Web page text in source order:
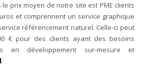
prix moyen de notre site est PME clients
et comprennent un service graphique
référencement naturel. Celle-ci peut
€ pour des clients ayant des besoins
en développement sur-mesure et
.